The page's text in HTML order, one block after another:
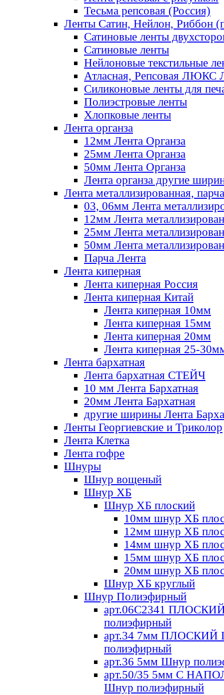
Тесьма репсовая (Россия)
Ленты Сатин, Нейлон, Риббон
Сатиновые ленты
Сатиновые ленты
Нейлоновые текстильные
Атласная, Репсовая ЛЮКС
Силиконовые ленты для
Полиэстровые ленты
Хлопковые ленты
Лента органза
12мм Лента Органза
25мм Лента Органза
50мм Лента Органза
Лента органза другие
Лента металлизированная, парча
03, 06мм Лента
12мм Лента
25мм Лента
50мм Лента
Парча Лента
Лента киперная
Лента киперная Россия
Лента киперная Китай
Лента киперная 10мм
Лента киперная 15мм
Лента киперная 20мм
Лента киперная 25-
Лента бархатная
Лента бархатная СТЕЙЧ
10 мм Лента Бархатная
20мм Лента Бархатная
другие ширины Лента
Ленты Георгиевские и Триколор
Лента Клетка
Лента гофре
Шнуры
Шнур вощеный
Шнур ХБ
Шнур ХБ плоский
10мм шнур ХБ
12мм шнур ХБ
14мм шнур ХБ
15мм шнур ХБ
20мм шнур ХБ
Шнур ХБ круглый
Шнур Полиэфирный
арт.06С2341
полиэфирный
арт.34 7мм ПЛОСКИЙ
полиэфирный
арт.36 5мм Шнур
арт.50/35 5мм С
Шнур полиэфирный